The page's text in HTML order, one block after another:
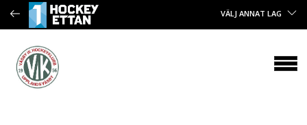
VÄLJ ANNAT LAG